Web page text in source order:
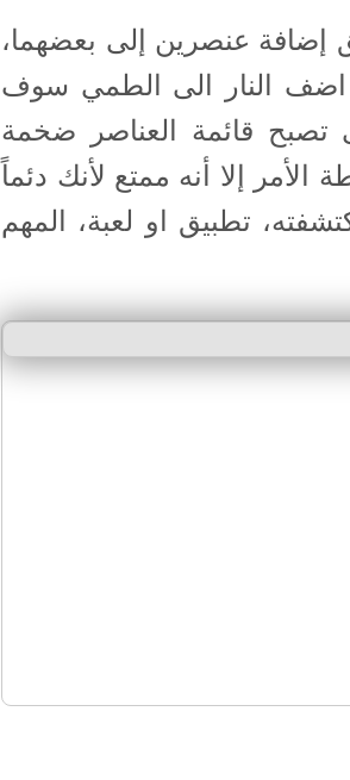
عنصرين إلى بعضهما،
النار الى الطمي سوف
قائمة العناصر ضخمة
رغم بساطة الأمر إلا أنه ممتع لأنك دئماً
تطبيق او لعبة، المهم